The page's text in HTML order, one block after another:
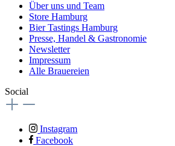
Über uns und Team
Store Hamburg
Bier Tastings Hamburg
Presse, Handel & Gastronomie
Newsletter
Impressum
Alle Brauereien
Social
Instagram
Facebook